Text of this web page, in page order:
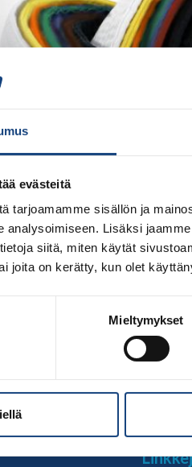
evästeitä
tarjoamamme sisällön ja
analysoimiseen. Lisäksi
siitä, miten käytät
joita on kerätty, kun olet
Mieltymykset
alainen Vyökoekomissio.
ikäisille ja tasoisille
Uran alkupuolella
enemmän otetaan